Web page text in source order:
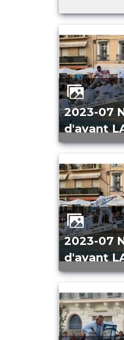
2023-07 Nuitée copains
d'avant
2023-07 Nuitée copains
d'avant